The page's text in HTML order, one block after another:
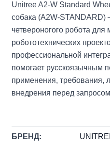
Unitree A2-W Standard
собака (A2W-
четвероногого робота
робототехнических
профессиональной
помогает русскоязычным
применения, требования,
внедрения перед
БРЕНД: